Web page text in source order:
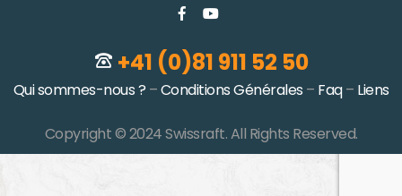
+41 (0)81 911 52 50
Qui sommes-nous ? –Conditions Générales – Faq– Liens
Copyright © 2024 Swissraft. All Rights Reserved.